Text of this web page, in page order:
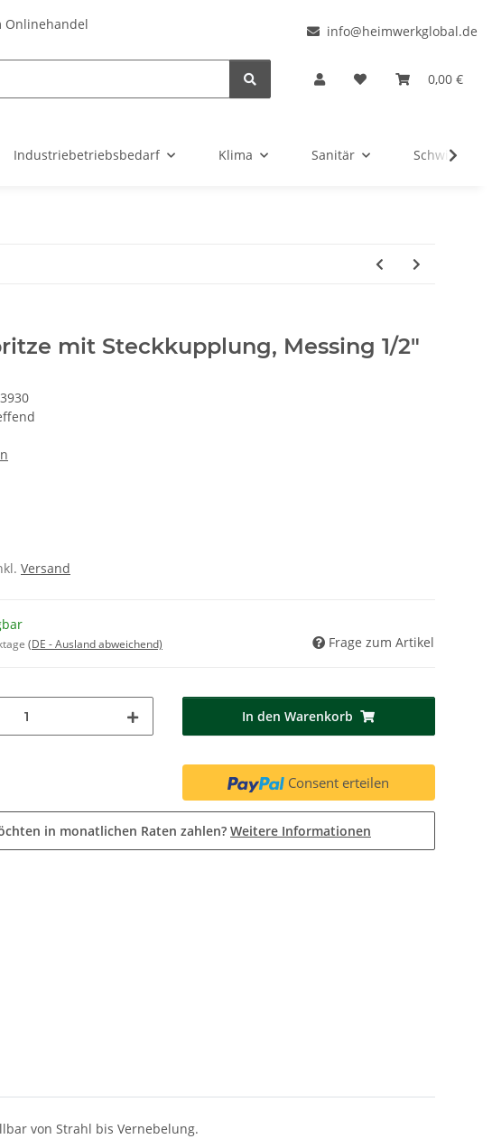
Onlinehandel info@heimwerkglobal.de
0,00 €
Industriebetriebsbedarf Klima Sanitär
mit Steckkupplung, Messing 1/2"
3930
Versand
(DE - Ausland abweichend) Frage zum Artikel
In den Warenkorb
Consent erteilen
in monatlichen Raten zahlen? Weitere Informationen
von Strahl bis Vernebelung.